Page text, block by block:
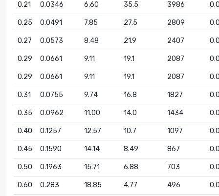
0.21 0.0346 6.60 35.5 3986
0.25 0.0491 7.85 27.5 2809
0.27 0.0573 8.48 21.9 2407
0.29 0.0661 9.11 19.1 2087
0.29 0.0661 9.11 19.1 2087
0.31 0.0755 9.74 16.8 1827
0.35 0.0962 11.00 14.0 1434
0.40 0.1257 12.57 10.7 1097
0.45 0.1590 14.14 8.49 867
0.50 0.1963 15.71 6.88 703
0.60 0.283 18.85 4.77 496